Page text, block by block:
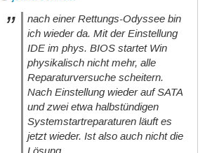
nach einer Rettungs-Odyssee bin
ich wieder da. Mit der Einstellung
IDE im phys. BIOS startet Win
physikalisch nicht mehr, alle
Reparaturversuche scheitern.
Nach Einstellung wieder auf SATA
und zwei etwa halbstündigen
Systemstartreparaturen läuft es
jetzt wieder. Ist also auch nicht die